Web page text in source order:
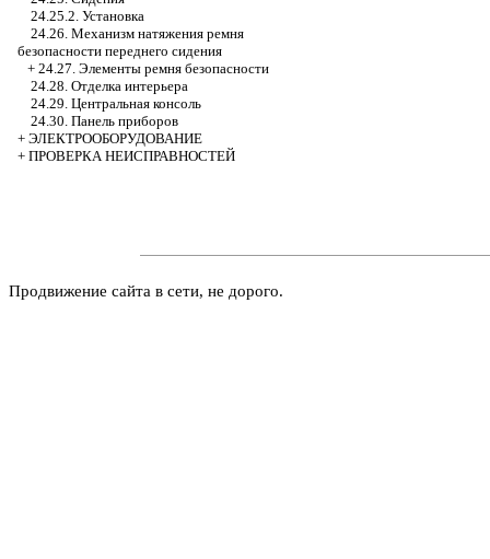
24.25.2. Установка
24.26. Механизм натяжения ремня
безопасности переднего сидения
+ 24.27. Элементы ремня безопасности
24.28. Отделка интерьера
24.29. Центральная консоль
24.30. Панель приборов
+ ЭЛЕКТРООБОРУДОВАНИЕ
+ ПРОВЕРКА НЕИСПРАВНОСТЕЙ
Продвижение сайта в сети, не дорого.